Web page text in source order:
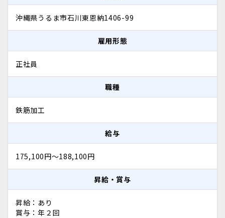
沖縄県うるま市石川東恩納1406-99
雇用形態
正社員
職種
鉄筋加工
給与
175,100円〜188,100円
昇給・賞与
昇給：あり
賞与：年２回